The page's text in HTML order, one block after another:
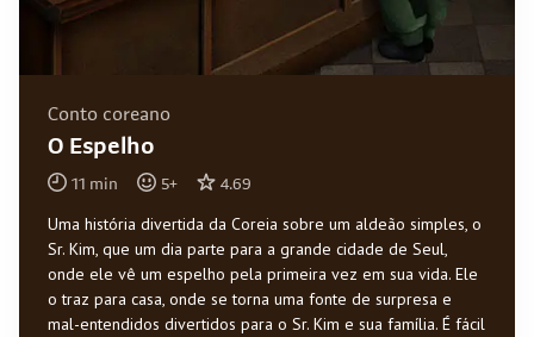
Conto coreano
O Espelho
11 min 5+ 4.69
Uma história divertida da Coreia sobre um aldeão simples, o
Sr. Kim, que um dia parte para a grande cidade de Seul,
onde ele vê um espelho pela primeira vez em sua vida. Ele
o traz para casa, onde se torna uma fonte de surpresa e
mal-entendidos divertidos para o Sr. Kim e sua família. É fácil